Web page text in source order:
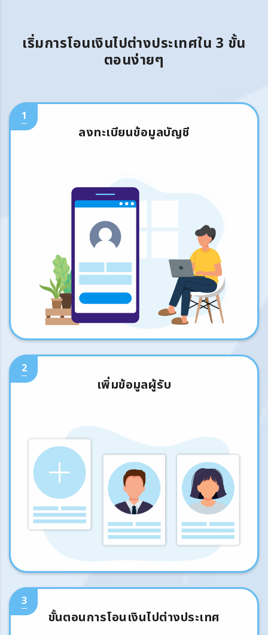
เริ่มการโอนเงินไปต่างประเทศใน 3 ขั้น
ตอนง่ายๆ
1
ลงทะเบียนข้อมูลบัญชี
2
เพิ่มข้อมูลผู้รับ
3
ขั้นตอนการโอนเงินไปต่างประเทศ